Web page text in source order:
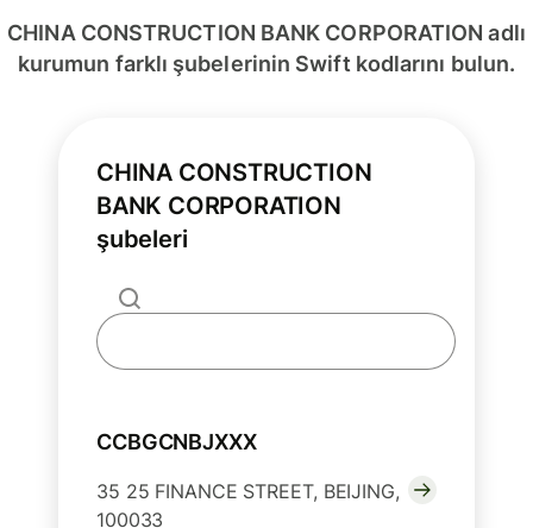
CHINA CONSTRUCTION BANK CORPORATION adlı
kurumun farklı şubelerinin Swift kodlarını bulun.
CHINA CONSTRUCTION
BANK CORPORATION
şubeleri
CCBGCNBJXXX
35 25 FINANCE STREET, BEIJING,
100033